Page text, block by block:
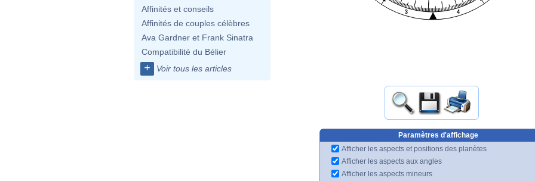
Affinités et conseils
Affinités de couples célèbres
Ava Gardner et Frank Sinatra
Compatibilité du Bélier
+ Voir tous les articles
3 4
Paramètres d'affichage
Afficher les aspects et positions des planètes
Afficher les aspects aux angles
Afficher les aspects mineurs